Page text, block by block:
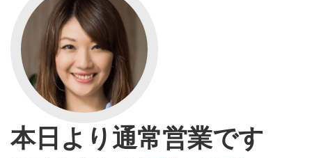
本日より通常営業です